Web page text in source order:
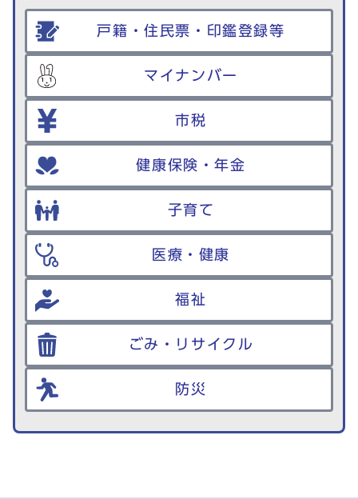
戸籍・住民票・印鑑登録等
マイナンバー
市税
健康保険・年金
子育て
医療・健康
福祉
ごみ・リサイクル
防災